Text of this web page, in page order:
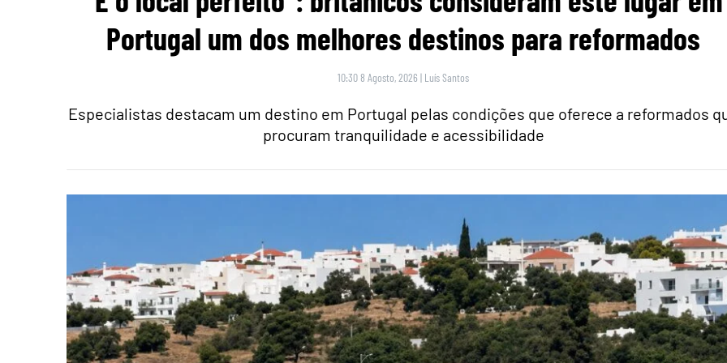
Portugal um dos melhores destinos para reformados
10:30 8 Agosto, 2026 | Luís Santos
Especialistas destacam um destino em Portugal pelas condições que oferece a reformados
procuram tranquilidade e acessibilidade